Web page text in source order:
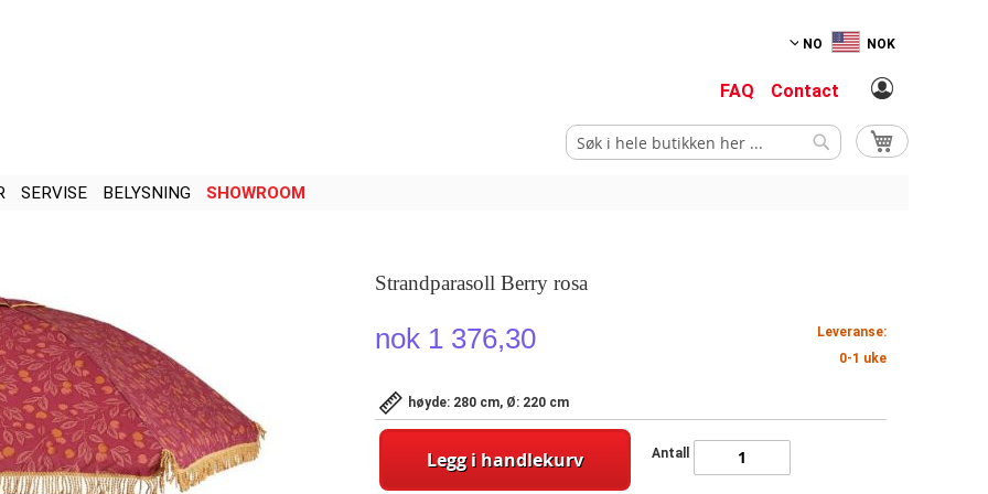
NO NOK
FAQ Contact
Min handlekurv
SERVISE BELYSNING SHOWROOM
Strandparasoll Berry rosa
nok 1 376,30
Leveranse:
0-1 uke
høyde: 280 cm, Ø: 220 cm
Antall
Legg i handlekurv